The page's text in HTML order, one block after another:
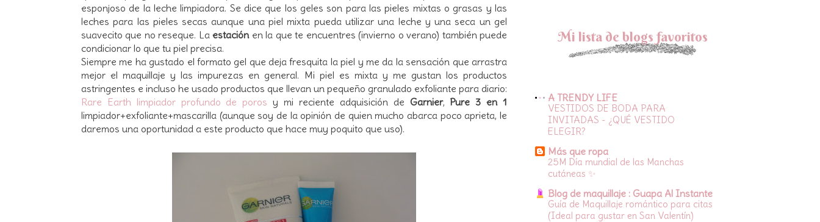
esponjoso de la leche limpiadora. Se dice que los geles son para las pieles mixtas o grasas y las
leches para las pieles secas aunque una piel mixta pueda utilizar una leche y una seca un gel
suavecito que no reseque. Laestaciónen la que te encuentres (invierno o verano) también puede
condicionar lo que tu piel precisa.
Siempre me ha gustado el formato gel que deja fresquita la piel y me da la sensación que arrastra
mejor el maquillaje y las impurezas en general. Mi piel es mixta y me gustan los productos
astringentes e incluso he usado productos que llevan un pequeño granulado exfoliante para diario:
Rare Earth limpiador profundo de poros y mi reciente adquisición de Garnier, Pure 3 en 1
limpiador+exfoliante+mascarilla (aunque soy de la opinión de quien mucho abarca poco aprieta, le
daremos una oportunidad a este producto que hace muy poquito que uso).
Mi lista de blogs favoritos
A TRENDY LIFE
VESTIDOS DE BODA PARA
INVITADAS - ¿QUÉ VESTIDO
ELEGIR?
Más que ropa
25M Día mundial de las Manchas
cutáneas ✨
Blog de maquillaje : Guapa Al Instante
Guía de Maquillaje romántico para citas
(Ideal para gustar en San Valentín)